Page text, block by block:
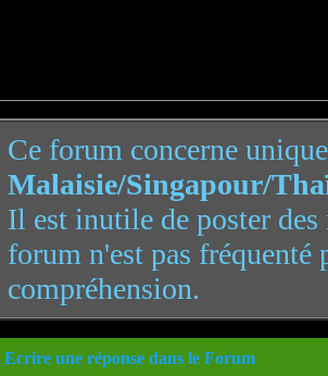
Ce forum concerne
Malaisie/Singapour/
Il est inutile de poster
forum n'est pas
compréhension.
Ecrire une réponse dans le Forum